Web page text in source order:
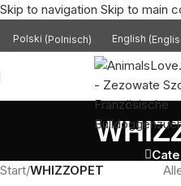
Skip to navigation Skip to main
Polski (Polnisch) English (
Start/WHIZZOPET